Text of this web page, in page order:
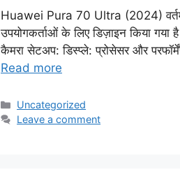
Huawei Pura 70 Ultra (2024)
उपयोगकर्ताओं के लिए डिज़ाइन किया गया है
कैमरा सेटअप: डिस्प्ले: प्रोसेसर और
Read more
Categories
Uncategorized
Leave a comment